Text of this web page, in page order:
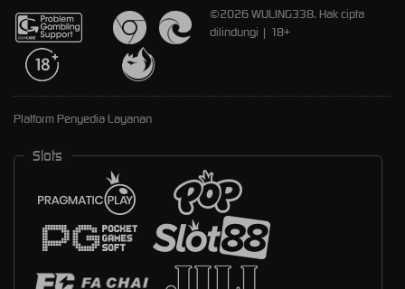
©2026 WULING338. Hak cipta
dilindungi | 18+
Platform Penyedia Layanan
Slots